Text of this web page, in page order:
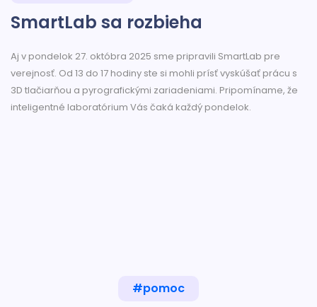
SmartLab sa rozbieha
Aj v pondelok 27. októbra 2025 sme pripravili SmartLab pre
verejnosť. Od 13 do 17 hodiny ste si mohli prísť vyskúšať prácu s
3D tlačiarňou a pyrografickými zariadeniami. Pripomíname, že
inteligentné laboratórium Vás čaká každý pondelok.
#pomoc